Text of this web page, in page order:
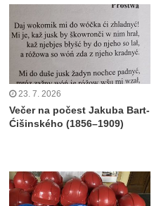
23. 7. 2026
Večer na počest Jakuba Bart-
Ćišinského (1856–1909)